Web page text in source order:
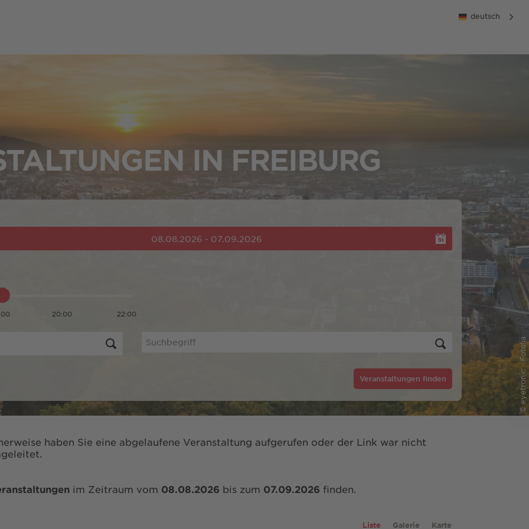
deutsch
© eyetronic - Fotolia
IN FREIBURG
08.08.2026 - 07.09.2026
20:00 22:00
Veranstaltungen finden
haben Sie eine abgelaufene Veranstaltung aufgerufen oder der Link war nicht
im Zeitraum vom 08.08.2026 bis zum 07.09.2026 finden.
Liste Galerie Karte